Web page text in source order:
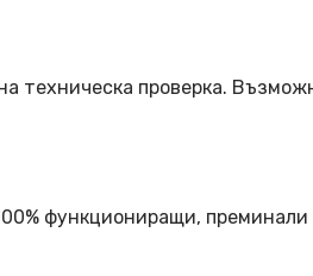
техническа проверка.
функциониращи, преминали